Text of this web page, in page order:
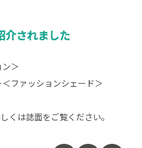
介されました
ン＞
ファッションシェード＞
くは誌面をご覧ください。